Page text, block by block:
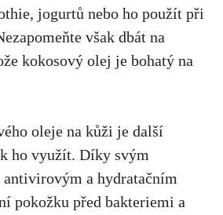
jogurtů nebo ho použít při
však ⁣dbát na
kokosový ⁢olej je bohatý na
oleje na kůži je další
‌ho⁢ využít. Díky svým​
a⁣ hydratačním
pokožku před bakteriemi a